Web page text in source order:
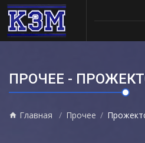
ПРОЧЕЕ -
Главная Прочее